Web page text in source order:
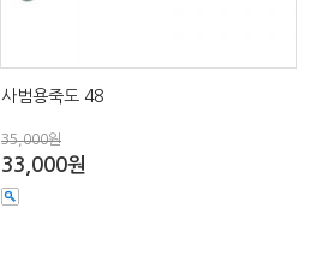
사범용죽도 48
35,000원
33,000원